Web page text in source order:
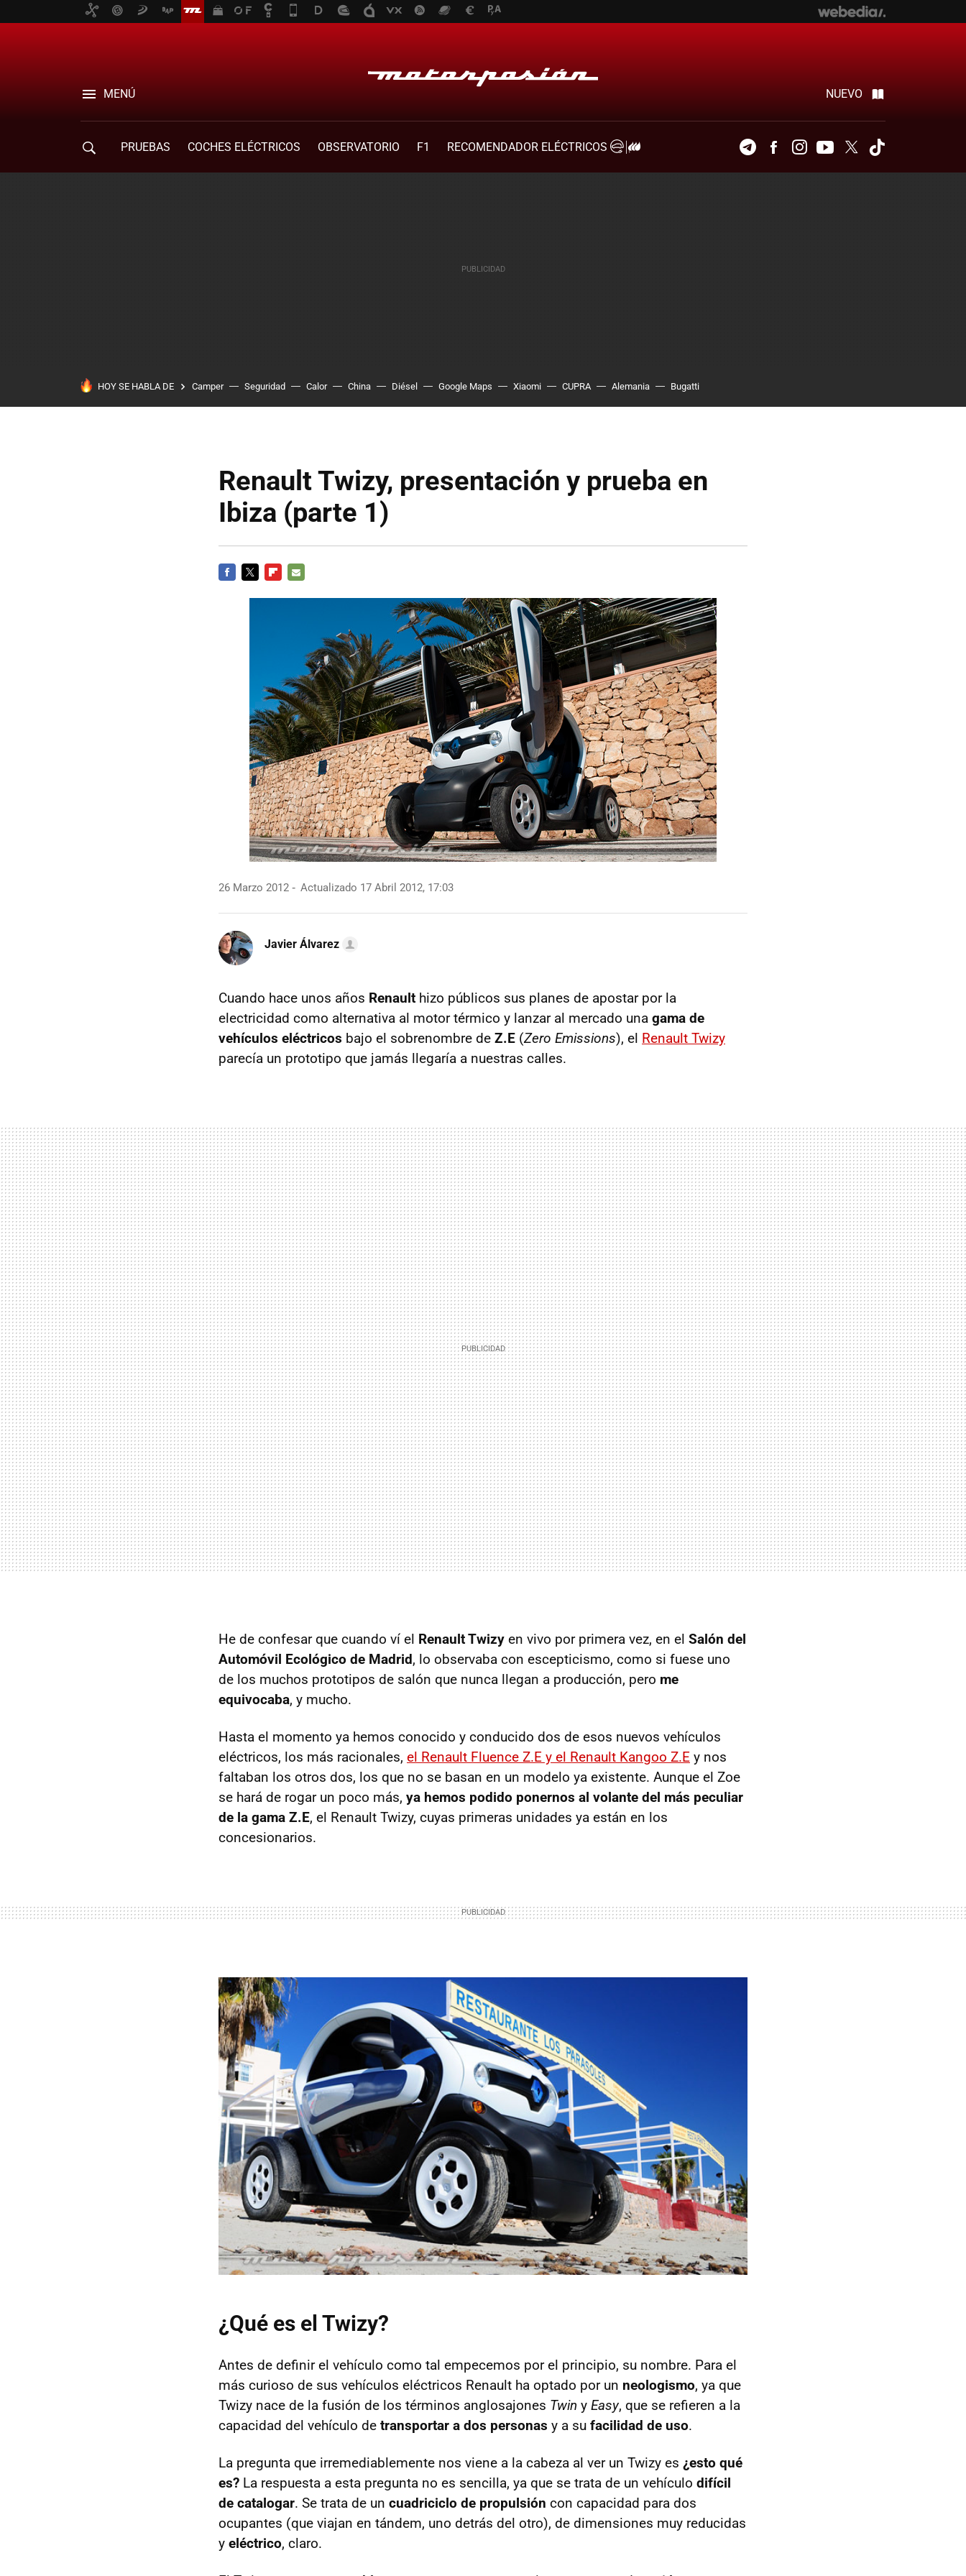
MENÚ NUEVO
PRUEBAS COCHES ELÉCTRICOS OBSERVATORIO F1
RECOMENDADOR ELÉCTRICOS
TelegramFacebookInstagramYoutubeTwitter
HOY SE HABLA DE Camper Seguridad Calor China Diésel Google Maps Xiaomi CUPRA Alemania Bugatti
Renault Twizy, presentación y prueba en
Ibiza (parte 1)
26 Marzo 2012 Actualizado 17 Abril 2012, 17:03
Javier Álvarez
Cuando hace unos años Renault hizo públicos sus planes de apostar por la
electricidad como alternativa al motor térmico y lanzar al mercado una gama de
vehículos eléctricos bajo el sobrenombre de Z.E (Zero Emissions), el Renault Twizy
parecía un prototipo que jamás llegaría a nuestras calles.
He de confesar que cuando ví el Renault Twizy en vivo por primera vez, en el Salón del
Automóvil Ecológico de Madrid, lo observaba con escepticismo, como si fuese uno
de los muchos prototipos de salón que nunca llegan a producción, pero me
equivocaba, y mucho.
Hasta el momento ya hemos conocido y conducido dos de esos nuevos vehículos
eléctricos, los más racionales, el Renault Fluence Z.E y el Renault Kangoo Z.E y nos
faltaban los otros dos, los que no se basan en un modelo ya existente. Aunque el Zoe
se hará de rogar un poco más, ya hemos podido ponernos al volante del más peculiar
de la gama Z.E, el Renault Twizy, cuyas primeras unidades ya están en los
concesionarios.
¿Qué es el Twizy?
Antes de definir el vehículo como tal empecemos por el principio, su nombre. Para el
más curioso de sus vehículos eléctricos Renault ha optado por un neologismo, ya que
Twizy nace de la fusión de los términos anglosajones Twin y Easy, que se refieren a la
capacidad del vehículo de transportar a dos personas y a su facilidad de uso.
La pregunta que irremediablemente nos viene a la cabeza al ver un Twizy es ¿esto qué
es? La respuesta a esta pregunta no es sencilla, ya que se trata de un vehículo difícil
de catalogar. Se trata de un cuadriciclo de propulsión con capacidad para dos
ocupantes (que viajan en tándem, uno detrás del otro), de dimensiones muy reducidas
y eléctrico, claro.